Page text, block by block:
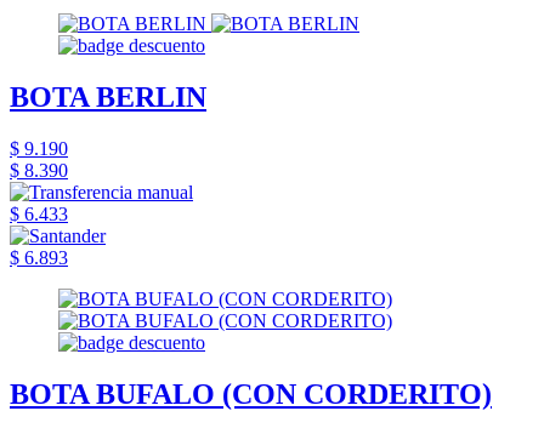
BOTA BERLIN
$ 9.190
$ 8.390
$ 6.433
$ 6.893
BOTA BUFALO (CON CORDERITO)